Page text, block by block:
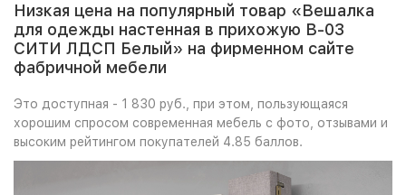
Низкая цена на популярный товар «Вешалка
для одежды настенная в прихожую В-03
СИТИ ЛДСП Белый» на фирменном сайте
фабричной мебели
Это доступная - 1 830 руб., при этом, пользующаяся
хорошим спросом современная мебель с фото, отзывами и
высоким рейтингом покупателей 4.85 баллов.